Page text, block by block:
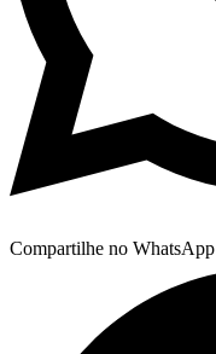
Compartilhe no WhatsApp